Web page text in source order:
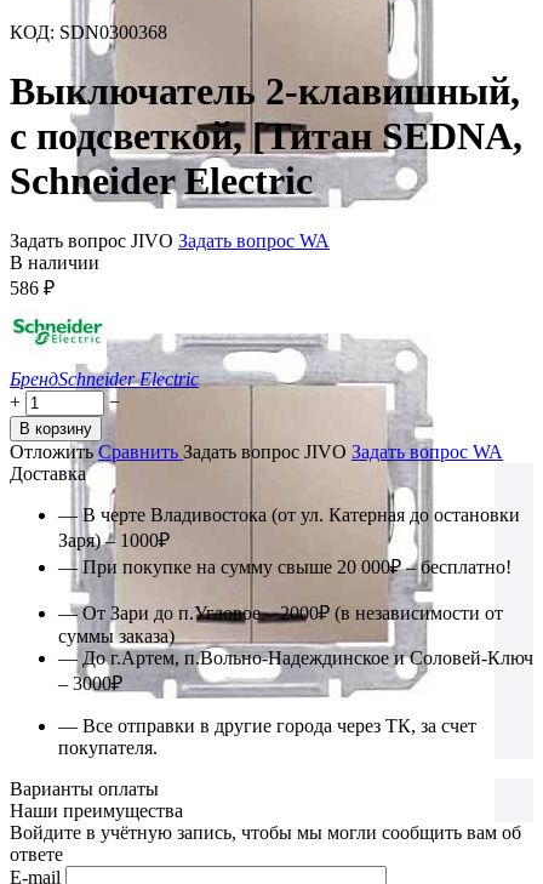
КОД: SDN0300368
Выключатель 2-клавишный,
с подсветкой, [Титан SEDNA,
Schneider Electric
Задать вопрос JIVO Задать вопрос WA
В наличии
586 ₽
БрендSchneider Electric
+
−
В корзину
Отложить Сравнить Задать вопрос JIVO Задать вопрос WA
Доставка
— В черте Владивостока (от ул. Катерная до остановки
Заря) – 1000₽
— При покупке на сумму свыше 20 000₽ – бесплатно!
— От Зари до п.Угловое – 2000₽ (в независимости от
суммы заказа)
— До г.Артем, п.Вольно-Надеждинское и Соловей-Ключ
– 3000₽
— Все отправки в другие города через ТК, за счет
покупателя.
Варианты оплаты
Наши преимущества
Войдите в учётную запись, чтобы мы могли сообщить вам об
ответе
E-mail